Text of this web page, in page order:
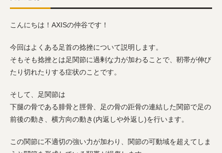
こんにちは！AXISの仲谷です！
今回はよくある足首の捻挫について説明します。
そもそも捻挫とは足関節に過剰な力が加わることで、靭帯が伸び
たり切れたりする症状のことです。
そして、足関節は
下腿の骨である腓骨と脛骨、足の骨の距骨の連結した関節で足の
前後の動き、横方向の動き(内返しや外返し)を行います。
この関節に不適切の強い力が加わり、関節の可動域を超えてしま